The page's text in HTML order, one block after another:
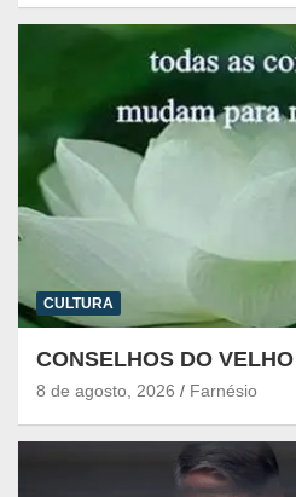
CULTURA
CONSELHOS DO
8 de agosto, 2026 Farnésio